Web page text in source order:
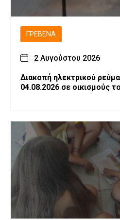
ΓΡΕΒΕΝΆ
2 Αυγούστου 2026
Διακοπή ηλεκτρικού
04.08.2026 σε οικισμούς